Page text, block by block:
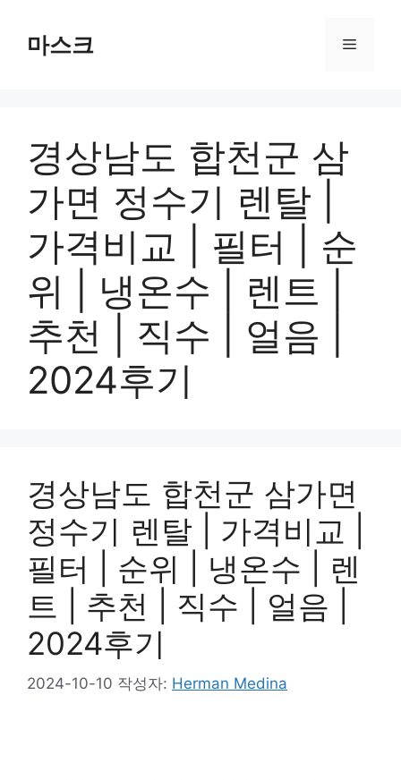
마스크 메
경상남도 합천군 삼
가면 정수기 렌탈 |
가격비교 | 필터 | 순
위 | 냉온수 | 렌트 |
추천 | 직수 | 얼음 |
2024후기
경상남도 합천군 삼가면
정수기 렌탈 | 가격비교 |
필터 | 순위 | 냉온수 | 렌
트 | 추천 | 직수 | 얼음 |
2024후기
2024-10-10 작성자: Herman Medina